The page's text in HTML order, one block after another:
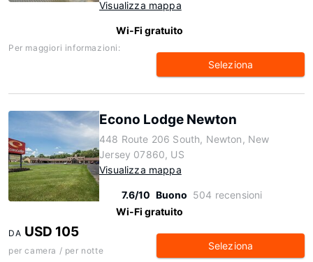
Visualizza mappa
Wi-Fi gratuito
Per maggiori informazioni:
Seleziona
Econo Lodge Newton
448 Route 206 South, Newton, New
Jersey 07860, US
Visualizza mappa
7.6/10 Buono 504 recensioni
Wi-Fi gratuito
DA USD 105
per camera / per notte Seleziona